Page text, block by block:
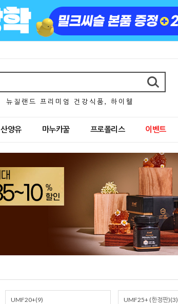
뉴 질 랜 드 프 리 미 엄 건 강 식 품 , 하 이 웰
산양유 마누카꿀 프로폴리스 이벤트
UMF20+(9) UMF25+ (한정판)(3)